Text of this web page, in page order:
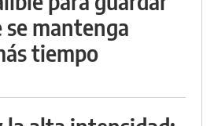
se mantenga
tiempo